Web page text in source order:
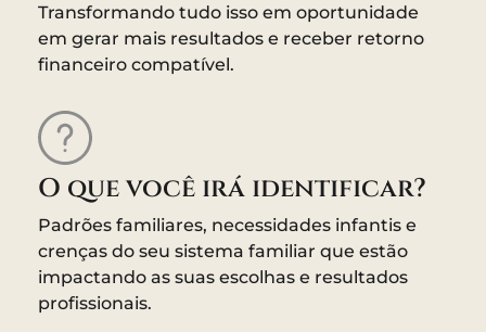
Transformando tudo isso em oportunidade
em gerar mais resultados e receber retorno
financeiro compatível.
O que você irá identificar?
Padrões familiares, necessidades infantis e
crenças do seu sistema familiar que estão
impactando as suas escolhas e resultados
profissionais.